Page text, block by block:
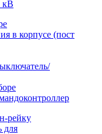
кВ
в корпусе (пост
рейку
для